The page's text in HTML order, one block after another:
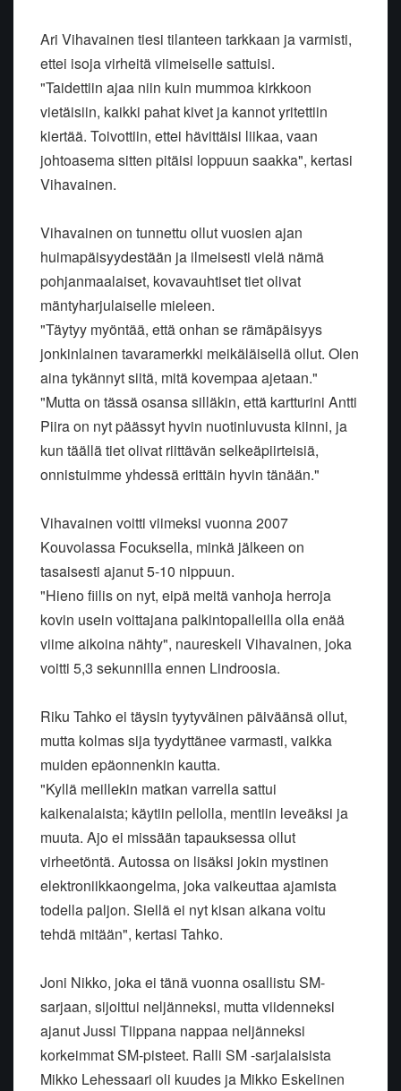
Ari Vihavainen tiesi tilanteen tarkkaan ja varmisti,
ettei isoja virheitä viimeiselle sattuisi.
"Taidettiin ajaa niin kuin mummoa kirkkoon
vietäisiin, kaikki pahat kivet ja kannot yritettiin
kiertää. Toivottiin, ettei hävittäisi liikaa, vaan
johtoasema sitten pitäisi loppuun saakka", kertasi
Vihavainen.
Vihavainen on tunnettu ollut vuosien ajan
huimapäisyydestään ja ilmeisesti vielä nämä
pohjanmaalaiset, kovavauhtiset tiet olivat
mäntyharjulaiselle mieleen.
"Täytyy myöntää, että onhan se rämäpäisyys
jonkinlainen tavaramerkki meikäläisellä ollut. Olen
aina tykännyt siitä, mitä kovempaa ajetaan."
"Mutta on tässä osansa silläkin, että kartturini Antti
Piira on nyt päässyt hyvin nuotinluvusta kiinni, ja
kun täällä tiet olivat riittävän selkeäpiirteisiä,
onnistuimme yhdessä erittäin hyvin tänään."
Vihavainen voitti viimeksi vuonna 2007
Kouvolassa Focuksella, minkä jälkeen on
tasaisesti ajanut 5-10 nippuun.
"Hieno fiilis on nyt, eipä meitä vanhoja herroja
kovin usein voittajana palkintopalleilla olla enää
viime aikoina nähty", naureskeli Vihavainen, joka
voitti 5,3 sekunnilla ennen Lindroosia.
Riku Tahko ei täysin tyytyväinen päiväänsä ollut,
mutta kolmas sija tyydyttänee varmasti, vaikka
muiden epäonnenkin kautta.
"Kyllä meillekin matkan varrella sattui
kaikenalaista; käytiin pellolla, mentiin leveäksi ja
muuta. Ajo ei missään tapauksessa ollut
virheetöntä. Autossa on lisäksi jokin mystinen
elektroniikkaongelma, joka vaikeuttaa ajamista
todella paljon. Siellä ei nyt kisan aikana voitu
tehdä mitään", kertasi Tahko.
Joni Nikko, joka ei tänä vuonna osallistu SM-
sarjaan, sijoittui neljänneksi, mutta viidenneksi
ajanut Jussi Tiippana nappaa neljänneksi
korkeimmat SM-pisteet. Ralli SM -sarjalaisista
Mikko Lehessaari oli kuudes ja Mikko Eskelinen